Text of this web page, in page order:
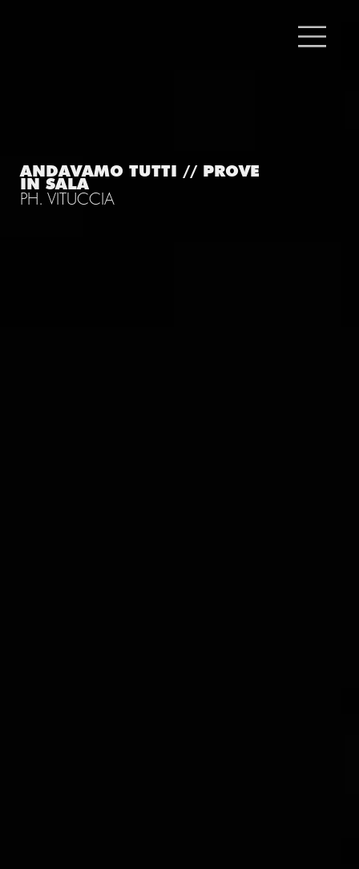
ANDAVAMO TUTTI // PROVE
IN SALA
PH. VITUCCIA